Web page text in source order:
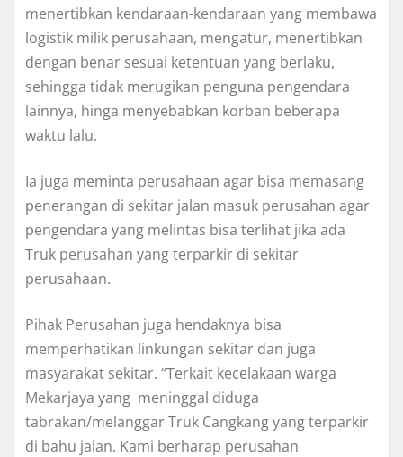
menertibkan kendaraan-kendaraan yang membawa
logistik milik perusahaan, mengatur, menertibkan
dengan benar sesuai ketentuan yang berlaku,
sehingga tidak merugikan penguna pengendara
lainnya, hinga menyebabkan korban beberapa
waktu lalu.
Ia juga meminta perusahaan agar bisa memasang
penerangan di sekitar jalan masuk perusahan agar
pengendara yang melintas bisa terlihat jika ada
Truk perusahan yang terparkir di sekitar
perusahaan.
Pihak Perusahan juga hendaknya bisa
memperhatikan linkungan sekitar dan juga
masyarakat sekitar. “Terkait kecelakaan warga
Mekarjaya yang meninggal diduga
tabrakan/melanggar Truk Cangkang yang terparkir
di bahu jalan. Kami berharap perusahan